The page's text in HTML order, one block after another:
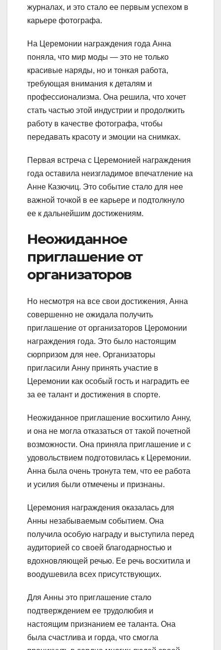
журналах, и это стало ее первым успехом в
карьере фотографа.
На Церемонии награждения года Анна
поняла, что мир моды — это не только
красивые наряды, но и тонкая работа,
требующая внимания к деталям и
профессионализма. Она решила, что хочет
стать частью этой индустрии и продолжить
работу в качестве фотографа, чтобы
передавать красоту и эмоции на снимках.
Первая встреча с Церемонией награждения
года оставила неизгладимое впечатление на
Анне Казючиц. Это событие стало для нее
важной точкой в ее карьере и подтолкнуло
ее к дальнейшим достижениям.
Неожиданное
приглашение от
организаторов
Но несмотря на все свои достижения, Анна
совершенно не ожидала получить
приглашение от организаторов Церомонии
награждения года. Это было настоящим
сюрпризом для нее. Организаторы
пригласили Анну принять участие в
Церемонии как особый гость и наградить ее
за ее талант и достижения в спорте.
Неожиданное приглашение восхитило Анну,
и она не могла отказаться от такой почетной
возможности. Она приняла приглашение и с
удовольствием подготовилась к Церемонии.
Анна была очень тронута тем, что ее работа
и усилия были отмечены и признаны.
Церемония награждения оказалась для
Анны незабываемым событием. Она
получила особую награду и выступила перед
аудиторией со своей благодарностью и
вдохновляющей речью. Ее речь восхитила и
воодушевила всех присутствующих.
Для Анны это приглашение стало
подтверждением ее трудолюбия и
настоящим признанием ее таланта. Она
была счастлива и горда, что смогла